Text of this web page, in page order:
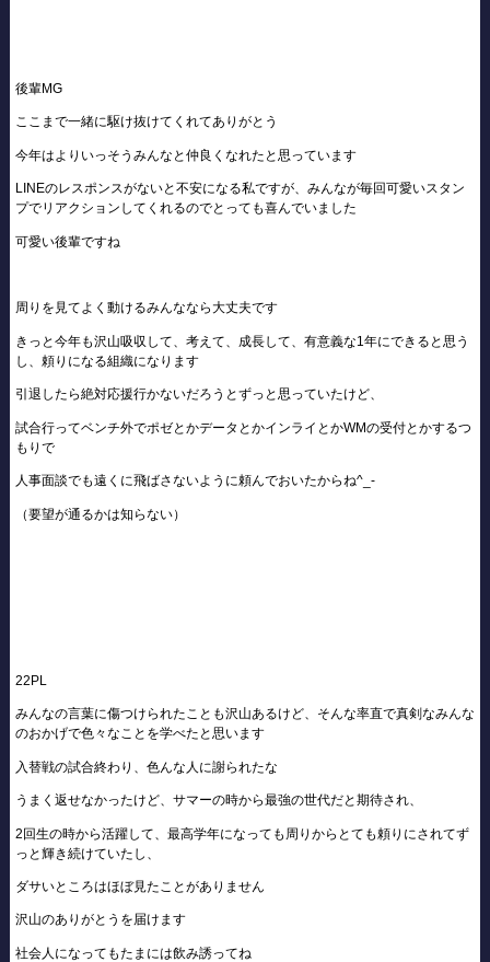
後輩MG
ここまで一緒に駆け抜けてくれてありがとう
今年はよりいっそうみんなと仲良くなれたと思っています
LINEのレスポンスがないと不安になる私ですが、みんなが毎回可愛いスタン
プでリアクションしてくれるのでとっても喜んでいました
可愛い後輩ですね
周りを見てよく動けるみんななら大丈夫です
きっと今年も沢山吸収して、考えて、成長して、有意義な1年にできると思う
し、頼りになる組織になります
引退したら絶対応援行かないだろうとずっと思っていたけど、
試合行ってベンチ外でポゼとかデータとかインライとかWMの受付とかするつ
もりで
人事面談でも遠くに飛ばさないように頼んでおいたからね‎^_-
（要望が通るかは知らない）
22PL
みんなの言葉に傷つけられたことも沢山あるけど、そんな率直で真剣なみんな
のおかげで色々なことを学べたと思います
入替戦の試合終わり、色んな人に謝られたな
うまく返せなかったけど、サマーの時から最強の世代だと期待され、
2回生の時から活躍して、最高学年になっても周りからとても頼りにされてず
っと輝き続けていたし、
ダサいところはほぼ見たことがありません
沢山のありがとうを届けます
社会人になってもたまには飲み誘ってね